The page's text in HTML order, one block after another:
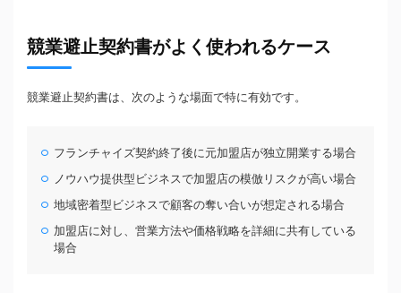
競業避止契約書がよく使われるケース
競業避止契約書は、次のような場面で特に有効です。
フランチャイズ契約終了後に元加盟店が独立開業する場合
ノウハウ提供型ビジネスで加盟店の模倣リスクが高い場合
地域密着型ビジネスで顧客の奪い合いが想定される場合
加盟店に対し、営業方法や価格戦略を詳細に共有している
場合